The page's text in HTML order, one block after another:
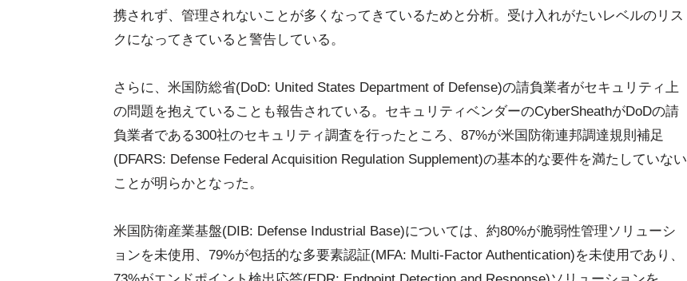
携されず、管理されないことが多くなってきているためと分析。受け入れがたいレベルのリス
クになってきていると警告している。
さらに、米国防総省(DoD: United States Department of Defense)の請負業者がセキュリティ上
の問題を抱えていることも報告されている。セキュリティベンダーのCyberSheathがDoDの請
負業者である300社のセキュリティ調査を行ったところ、87%が米国防衛連邦調達規則補足
(DFARS: Defense Federal Acquisition Regulation Supplement)の基本的な要件を満たしていない
ことが明らかとなった。
米国防衛産業基盤(DIB: Defense Industrial Base)については、約80%が脆弱性管理ソリューシ
ョンを未使用、79%が包括的な多要素認証(MFA: Multi-Factor Authentication)を未使用であり、